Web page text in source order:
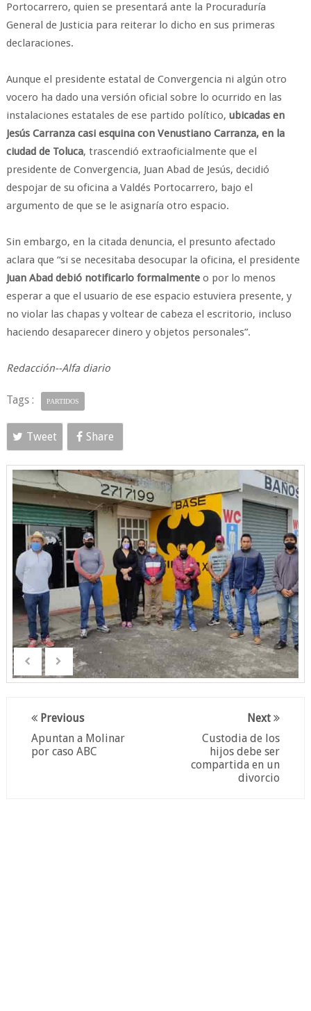
Portocarrero, quien se presentará ante la Procuraduría
General de Justicia para reiterar lo dicho en sus primeras
declaraciones.
Aunque el presidente estatal de Convergencia ni algún otro
vocero ha dado una versión oficial sobre lo ocurrido en las
instalaciones estatales de ese partido político, ubicadas en
Jesús Carranza casi esquina con Venustiano Carranza, en la
ciudad de Toluca, trascendió extraoficialmente que el
presidente de Convergencia, Juan Abad de Jesús, decidió
despojar de su oficina a Valdés Portocarrero, bajo el
argumento de que se le asignaría otro espacio.
Sin embargo, en la citada denuncia, el presunto afectado
aclara que “si se necesitaba desocupar la oficina, el presidente
Juan Abad debió notificarlo formalmenteo por lo menos
esperar a que el usuario de ese espacio estuviera presente, y
no violar las chapas y voltear de cabeza el escritorio, incluso
haciendo desaparecer dinero y objetos personales”.
Redacción--Alfa diario
Tags : PARTIDOS
Tweet Share
Next
Custodia de los
hijos debe ser
compartida en un
divorcio
Previous
Apuntan a Molinar
por caso ABC